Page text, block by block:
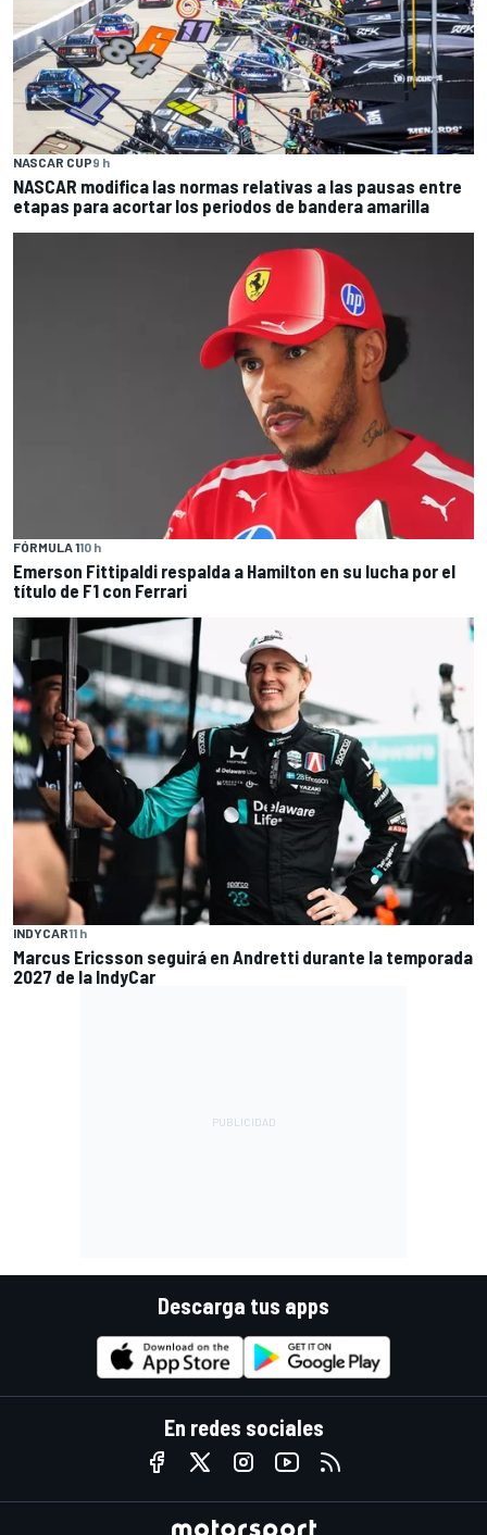
NASCAR CUP9 h
NASCAR modifica las normas relativas a las pausas entre
etapas para acortar los periodos de bandera amarilla
FÓRMULA 110 h
Emerson Fittipaldi respalda a Hamilton en su lucha por el
título de F1 con Ferrari
INDYCAR11 h
Marcus Ericsson seguirá en Andretti durante la temporada
2027 de la IndyCar
Descarga tus apps
En redes sociales